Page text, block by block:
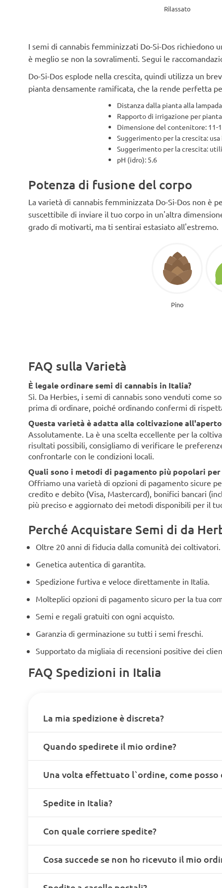
Rilassato
I semi di cannabis femminizzati Do-Si-Dos richiedono
è meglio se non la sovralimenti. Segui le
Do-Si-Dos esplode nella crescita, quindi utilizza un
pianta densamente ramificata, che la rende perfetta
Distanza dalla pianta alla
Rapporto di irrigazione per
Dimensione del contenitore: 11-
Suggerimento per la crescita:
Suggerimento per la crescita:
pH (idro): 5.6
Potenza di fusione del corpo
La varietà di cannabis femminizzata Do-Si-Dos non è
suscettibile di inviare il tuo corpo in un'altra
grado di motivarti, ma ti sentirai estasiato all'estremo.
Pino
FAQ sulla Varietà
È legale ordinare semi di cannabis in Italia?
Sì. Da Herbies, i semi di cannabis sono venduti come
prima di ordinare, poiché ordinando confermi di
Questa varietà è adatta alla coltivazione
Assolutamente. La è una scelta eccellente per la
risultati possibili, consigliamo di verificare le
confrontarle con le condizioni locali.
Quali sono i metodi di pagamento più popolari
Offriamo una varietà di opzioni di pagamento sicure
credito e debito (Visa, Mastercard), bonifici bancari
più preciso e aggiornato dei metodi disponibili per il
Perché Acquistare Semi di da
Oltre 20 anni di fiducia dalla comunità dei coltivatori.
Genetica autentica di garantita.
Spedizione furtiva e veloce direttamente in Italia.
Molteplici opzioni di pagamento sicuro per la tua
Semi e regali gratuiti con ogni acquisto.
Garanzia di germinazione su tutti i semi freschi.
Supportato da migliaia di recensioni positive dei
FAQ Spedizioni in Italia
La mia spedizione è discreta?
Quando spedirete il mio ordine?
Una volta effettuato l`ordine, come
Spedite in Italia?
Con quale corriere spedite?
Cosa succede se non ho ricevuto il mio